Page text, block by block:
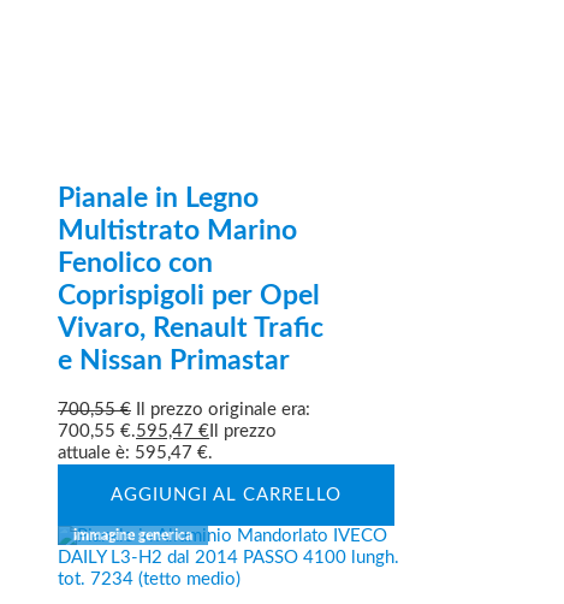
Pianale in Legno
Multistrato Marino
Fenolico con
Coprispigoli per Opel
Vivaro, Renault Trafic
e Nissan Primastar
700,55€
Il prezzo originale era:
700,55 €.595,47 € Il prezzo
attuale è: 595,47 €.
AGGIUNGI AL CARRELLO